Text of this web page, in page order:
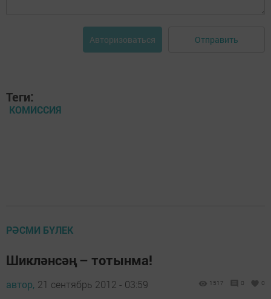
Авторизоваться Отправить
Теги:
КОМИССИЯ
РӘСМИ БҮЛЕК
Шикләнсәң – тотынма!
автор, 21 сентябрь 2012 - 03:59 1517 0 0